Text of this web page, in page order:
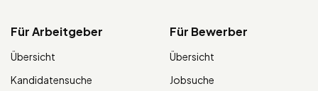
Für Arbeitgeber
Übersicht
Kandidatensuche
Für Bewerber
Übersicht
Jobsuche